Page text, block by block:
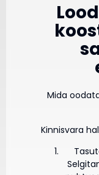
Mida
Kinnisvara